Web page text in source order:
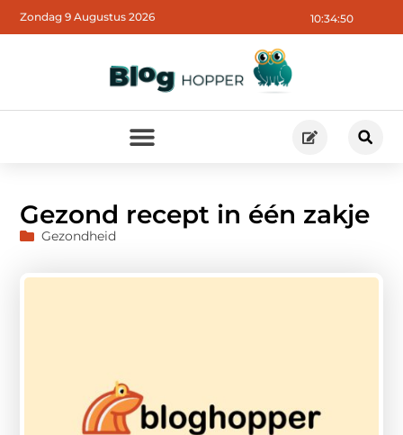
10:34:51
Zondag 9 Augustus 2026
Gezond recept in één zakje
Gezondheid